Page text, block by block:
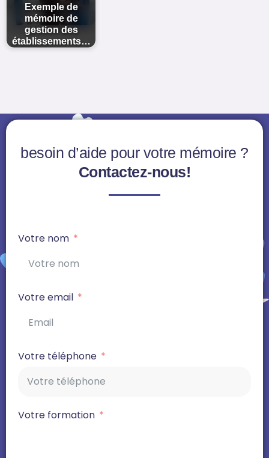
Exemple de
mémoire de
gestion des
établissements…
besoin d’aide pour votre mémoire ?
Contactez-nous!
Votre nom
Votre email
Votre téléphone
Votre formation